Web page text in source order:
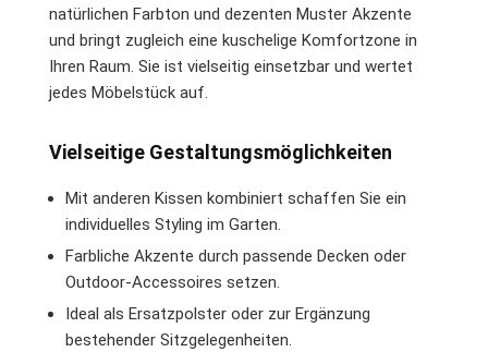
natürlichen Farbton und dezenten Muster Akzente
und bringt zugleich eine kuschelige Komfortzone in
Ihren Raum. Sie ist vielseitig einsetzbar und wertet
jedes Möbelstück auf.
Vielseitige Gestaltungsmöglichkeiten
Mit anderen Kissen kombiniert schaffen Sie ein
individuelles Styling im Garten.
Farbliche Akzente durch passende Decken oder
Outdoor-Accessoires setzen.
Ideal als Ersatzpolster oder zur Ergänzung
bestehender Sitzgelegenheiten.